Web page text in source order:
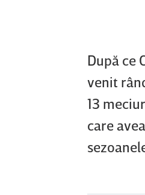
După ce
venit
13
care